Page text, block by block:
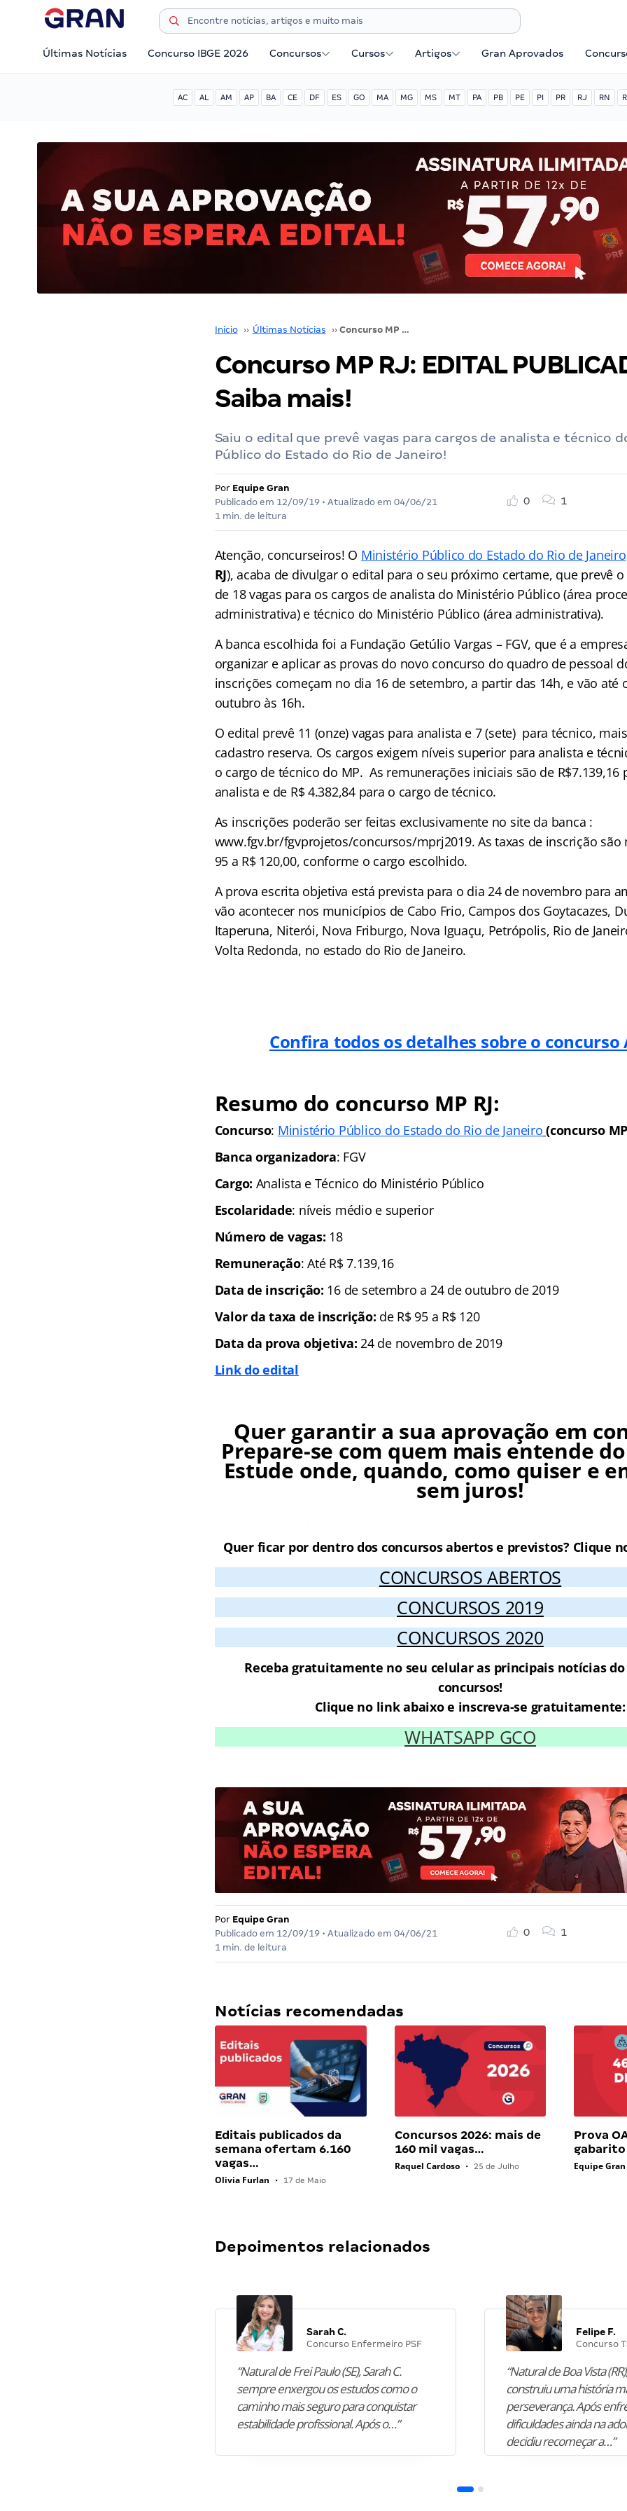
Últimas Notícias Concurso IBGE 2026 Concursos Cursos Artigos Gran Aprovados
AC AL AM AP BA CE DF ES GO MA MG MS MT PA PB PE PI PR RJ RN
Início ›› Últimas Notícias ›› Concurso MP RJ: EDITAL PUBLICADO! Saiba mais!
Concurso MP RJ: EDITAL
Saiba mais!
Saiu o edital que prevê vagas para cargos de analista e técnico
Público do Estado do Rio de Janeiro!
Por Equipe Gran
Publicado em 12/09/19• Atualizado em 04/06/21
1 min. de leitura
0 1
Atenção, concurseiros! O Ministério Público do Estado do Rio de Janeiro
RJ), acaba de divulgar o edital para o seu próximo certame, que prevê
de 18 vagas para os cargos de analista do Ministério Público (área
administrativa) e técnico do Ministério Público (área administrativa).
A banca escolhida foi a Fundação Getúlio Vargas – FGV, que é a
organizar e aplicar as provas do novo concurso do quadro de pessoal
inscrições começam no dia 16 de setembro, a partir das 14h, e vão até
outubro às 16h.
O edital prevê 11 (onze) vagas para analista e 7 (sete) para técnico,
cadastro reserva. Os cargos exigem níveis superior para analista e
o cargo de técnico do MP. As remunerações iniciais são de R$7.139,16
analista e de R$ 4.382,84 para o cargo de técnico.
As inscrições poderão ser feitas exclusivamente no site da banca :
www.fgv.br/fgvprojetos/concursos/mprj2019. As taxas de inscrição são
95 a R$ 120,00, conforme o cargo escolhido.
A prova escrita objetiva está prevista para o dia 24 de novembro para
vão acontecer nos municípios de Cabo Frio, Campos dos Goytacazes,
Itaperuna, Niterói, Nova Friburgo, Nova Iguaçu, Petrópolis, Rio de
Volta Redonda, no estado do Rio de Janeiro.
Confira todos os detalhes sobre o concurso
Resumo do concurso MP RJ:
Concurso: Ministério Público do Estado do Rio de Janeiro (concurso
Banca organizadora: FGV
Cargo: Analista e Técnico do Ministério Público
Escolaridade: níveis médio e superior
Número de vagas: 18
Remuneração: Até R$ 7.139,16
Data de inscrição: 16 de setembro a 24 de outubro de 2019
Valor da taxa de inscrição: de R$ 95 a R$ 120
Data da prova objetiva:24 de novembro de 2019
Link do edital
Quer garantir a sua aprovação em
Prepare-se com quem mais entende
Estude onde, quando, como quiser e
sem juros!
Quer ficar por dentro dos concursos abertos e previstos? Clique
CONCURSOS ABERTOS
CONCURSOS 2019
CONCURSOS 2020
Receba gratuitamente no seu celular as principais notícias
concursos!
Clique no link abaixo e inscreva-se gratuitamente:
WHATSAPP GCO
Por Equipe Gran
Publicado em 12/09/19• Atualizado em 04/06/21
1 min. de leitura
0 1
Notícias recomendadas
Editais publicados da
semana ofertam 6.160
vagas…
Olivia Furlan • 17 de Maio
Concursos 2026: mais de
160 mil vagas…
Raquel Cardoso • 25 de Julho
Prova
Equipe Gran
Depoimentos relacionados
Sarah C.
Concurso Enfermeiro PSF
“Natural de Frei Paulo (SE), Sarah C.
sempre enxergou os estudos como o
caminho mais seguro para conquistar
estabilidade profissional. Após o…”
Felipe F.
Concurso
“Natural de Boa Vista
construiu uma história
perseverança. Após
dificuldades ainda na
decidiu recomeçar a…”